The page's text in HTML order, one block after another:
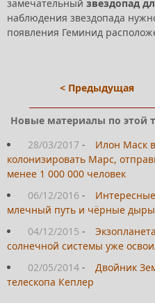
замечательный звездопад
наблюдения звездопада
появления Геминид
< Предыдущая
Новые материалы по этой
28/03/2017 -
Илон Маск
колонизировать Марс,
менее 1 000 000 человек
06/12/2016 -
млечный путь и чёрные дыры
04/12/2015 -
солнечной системы уже
02/05/2014 -
Двойник
телескопа Кеплер